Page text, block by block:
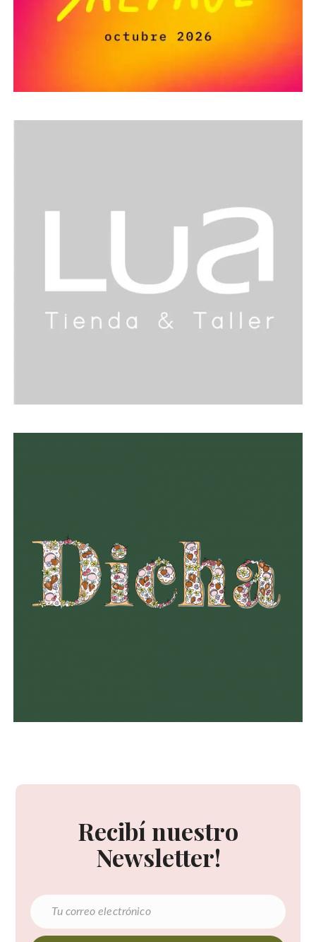
Recibí nuestro
Newsletter!